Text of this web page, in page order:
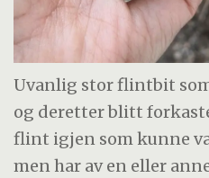
Uvanlig stor flintbit
og deretter blitt
flint igjen som kunne
men har av en eller